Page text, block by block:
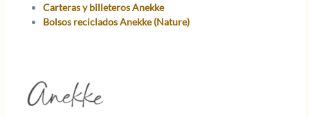
Carteras y billeteros Anekke
Bolsos reciclados Anekke (Nature)